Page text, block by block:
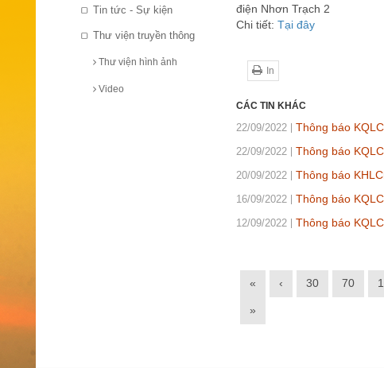
Tin tức - Sự kiện
Thư viện truyền thông
Thư viện hình ảnh
Video
điện Nhơn Trạch 2
Chi tiết: Tại đây
In
CÁC TIN KHÁC
22/09/2022 Thông báo
22/09/2022 Thông báo
20/09/2022 Thông báo
16/09/2022 Thông báo
12/09/2022 Thông báo
« ‹ 30 70
»